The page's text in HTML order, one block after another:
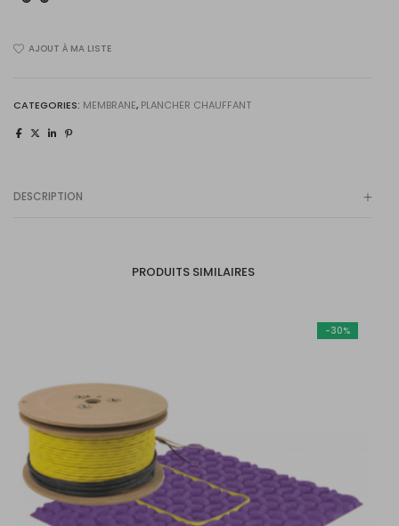
quantity
AJOUT À MA LISTE
CATEGORIES: MEMBRANE, PLANCHER CHAUFFANT
DESCRIPTION
PRODUITS SIMILAIRES
-30%